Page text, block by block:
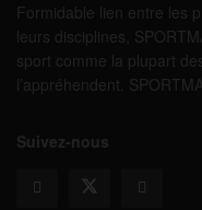
Formidable lien entre les
leurs disciplines,
sport comme la plupart
l’appréhendent.
Suivez-nous